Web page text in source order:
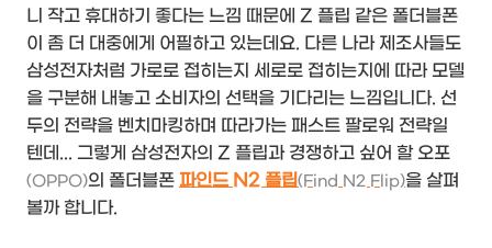
니 작고 휴대하기 좋다는 느낌 때문에 Z 플립 같은 폴더블폰
이 좀 더 대중에게 어필하고 있는데요. 다른 나라 제조사들도
삼성전자처럼 가로로 접히는지 세로로 접히는지에 따라 모델
을 구분해 내놓고 소비자의 선택을 기다리는 느낌입니다. 선
두의 전략을 벤치마킹하며 따라가는 패스트 팔로워 전략일
텐데... 그렇게 삼성전자의 Z 플립과 경쟁하고 싶어 할 오포
(OPPO)의 폴더블폰 파인드 N2 플립(Find N2 Flip)을 살펴
볼까 합니다.